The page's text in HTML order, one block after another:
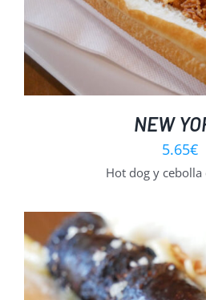
NEW
5.65€
Hot dog y